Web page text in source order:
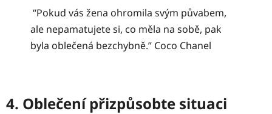
“Pokud vás žena ohromila svým půvabem,
ale nepamatujete si, co měla na sobě, pak
byla oblečená bezchybně.” Coco Chanel
4. Oblečení přizpůsobte situaci